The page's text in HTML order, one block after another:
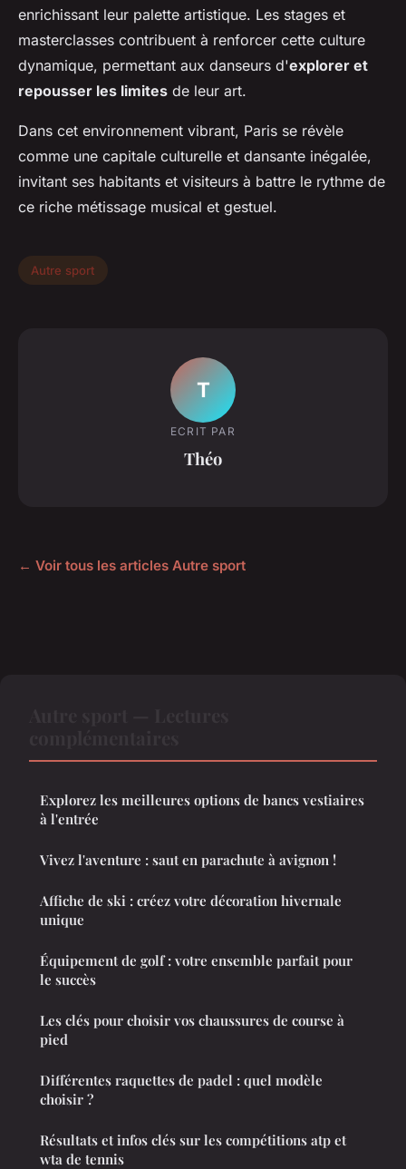
enrichissant leur palette artistique. Les stages et
masterclasses contribuent à renforcer cette culture
dynamique, permettant aux danseurs d'explorer et
repousser les limites de leur art.
Dans cet environnement vibrant, Paris se révèle
comme une capitale culturelle et dansante inégalée,
invitant ses habitants et visiteurs à battre le rythme de
ce riche métissage musical et gestuel.
Autre sport
T
ECRIT PAR
Théo
← Voir tous les articles Autre sport
Explorez les meilleures options de bancs vestiaires
à l'entrée
Vivez l'aventure : saut en parachute à avignon !
Affiche de ski : créez votre décoration hivernale
unique
Équipement de golf : votre ensemble parfait pour
le succès
Les clés pour choisir vos chaussures de course à
pied
Différentes raquettes de padel : quel modèle
choisir ?
Résultats et infos clés sur les compétitions atp et
wta de tennis